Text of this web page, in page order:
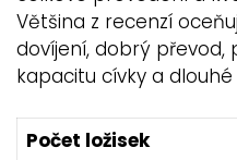
Většina z recenzí
dovíjení, dobrý převod,
kapacitu cívky a dlouhé
Počet ložisek